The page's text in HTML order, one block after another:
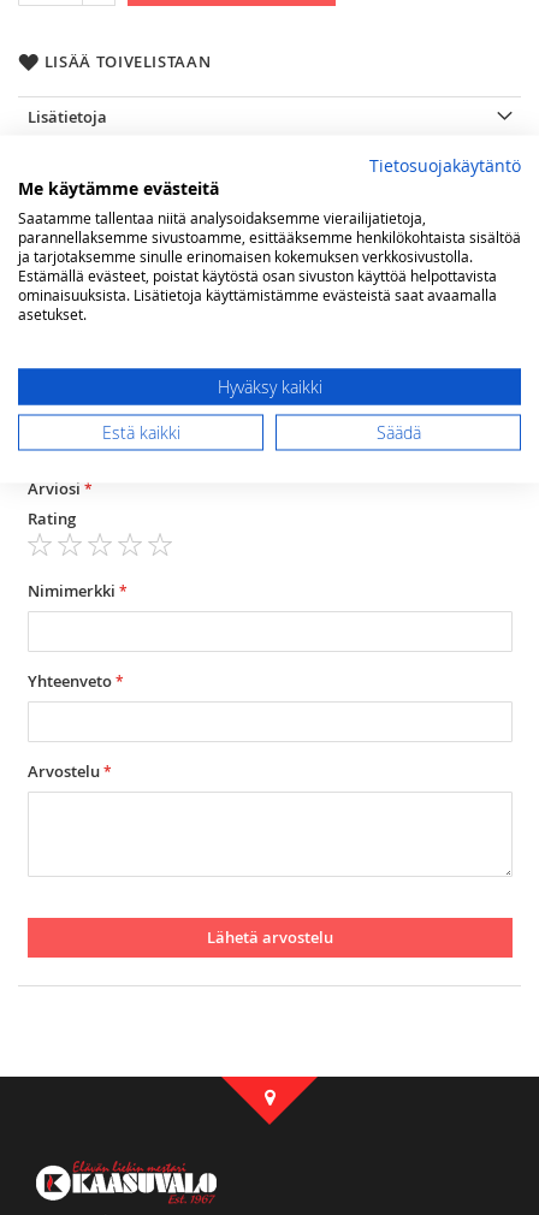
LISÄÄ TOIVELISTAAN
Lisätietoja
(lxsxk) 91 x 77 x 178 cm
kokonaistilavuus 596 litraa
220-240 V 50 Hz
vuotuinen energian kulutus 410 kW
Olet arvostelemassa:
Steel Genesi 90 French Door jääkaappi,
antrasiitti
Arviosi
Rating
star
stars
stars
stars
stars
Nimimerkki
Yhteenveto
Arvostelu
Lähetä arvostelu
Tietosuojakäytäntö
Me käytämme evästeitä
Saatamme tallentaa niitä analysoidaksemme vierailijatietoja,
parannellaksemme sivustoamme, esittääksemme henkilökohtaista sisältöä
ja tarjotaksemme sinulle erinomaisen kokemuksen verkkosivustolla.
Estämällä evästeet, poistat käytöstä osan sivuston käyttöä helpottavista
ominaisuuksista. Lisätietoja käyttämistämme evästeistä saat avaamalla
asetukset.
Hyväksy kaikki
Estä kaikki Säädä